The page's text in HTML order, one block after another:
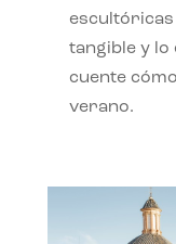
tangible y lo
cuente
verano.